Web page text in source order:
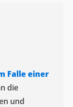
Falle einer
die
und